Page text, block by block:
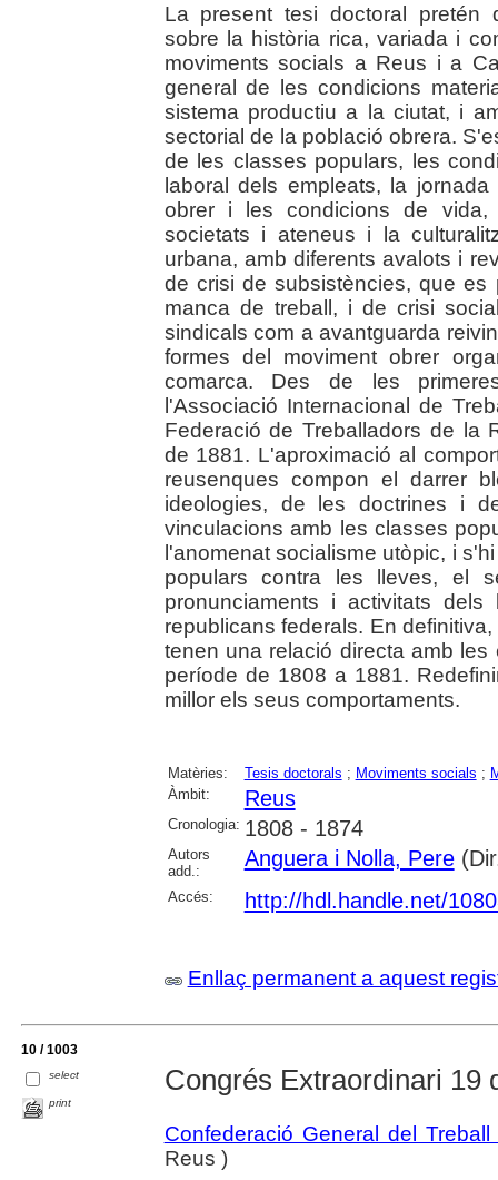
La present tesi doctoral pretén
sobre la història rica, variada i
moviments socials a Reus i a
general de les condicions
sistema productiu a la ciutat, i
sectorial de la població obrera.
de les classes populars, les
laboral dels empleats, la
obrer i les condicions de vida,
societats i ateneus i la
urbana, amb diferents avalots i
de crisi de subsistències, que
manca de treball, i de crisi
sindicals com a avantguarda
formes del moviment obrer
comarca. Des de les
l'Associació Internacional de
Federació de Treballadors de la
de 1881. L'aproximació al
reusenques compon el darrer
ideologies, de les doctrines i
vinculacions amb les classes
l'anomenat socialisme utòpic, i
populars contra les lleves, el
pronunciaments i activitats dels
republicans federals. En
tenen una relació directa amb
període de 1808 a 1881.
millor els seus comportaments.
Matèries: Tesis doctorals ; Moviments socials ;
Àmbit:
Reus
Cronologia: 1808 - 1874
Autors
add.:
Anguera i Nolla, Pere
Accés: http://hdl.handle.net/
Enllaç permanent a aquest
10 / 1003
select
print
Congrés Extraordinari 19
Confederació General del
Reus )